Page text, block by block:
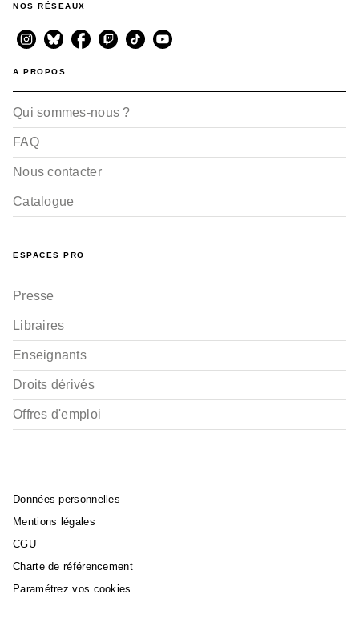
Pascal Sombardier
23/03/2016
Chartreuse, les plus
belles randonnées
Trièves, Dévoluy, les
NOS RÉSEAUX
A PROPOS
Qui sommes-nous ?
FAQ
Nous contacter
Catalogue
ESPACES PRO
Presse
Libraires
Enseignants
Droits dérivés
Offres d'emploi
Données personnelles
Mentions légales
CGU
Charte de référencement
Paramétrez vos cookies